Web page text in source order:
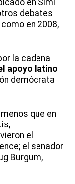
en Simi
debates
en 2008,
la cadena
apoyo latino
demócrata
menos que en
el
el senador
Burgum,